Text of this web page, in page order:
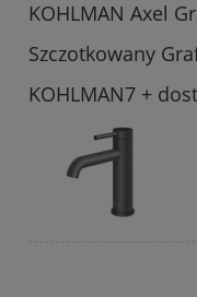
KOHLMAN Axel
Szczotkowany
KOHLMAN7 +